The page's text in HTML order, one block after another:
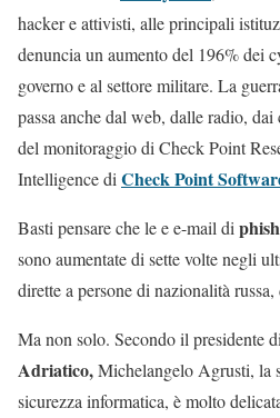
hacker e attivisti, alle principali
denuncia un aumento del 196% dei
governo e al settore militare. La
passa anche dal web, dalle radio,
del monitoraggio di Check Point
Intelligence diCheck Point
Basti pensare che le e e-mail di
sono aumentate di sette volte negli
dirette a persone di nazionalità
Ma non solo. Secondo il presidente
Adriatico,Michelangelo Agrusti, la
sicurezza informatica, è molto